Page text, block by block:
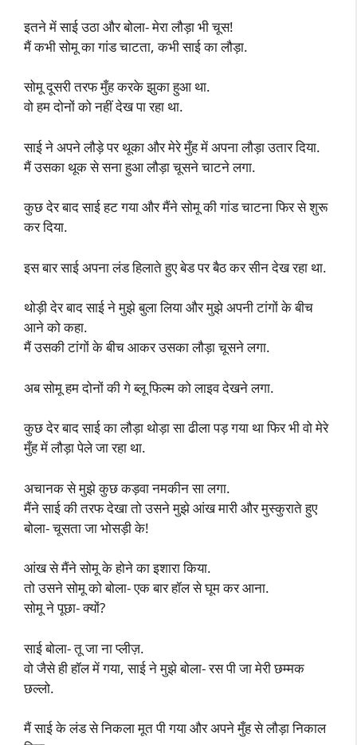
इतने में साई उठा और बोला- मेरा लौड़ा भी चूस!
मैं कभी सोमू का गांड चाटता, कभी साई का लौड़ा.
सोमू दूसरी तरफ मुँह करके झुका हुआ था.
वो हम दोनों को नहीं देख पा रहा था.
साई ने अपने लौड़े पर थूका और मेरे मुँह में अपना लौड़ा उतार दिया.
मैं उसका थूक से सना हुआ लौड़ा चूसने चाटने लगा.
कुछ देर बाद साई हट गया और मैंने सोमू की गांड चाटना फिर से शुरू
कर दिया.
इस बार साई अपना लंड हिलाते हुए बेड पर बैठ कर सीन देख रहा था.
थोड़ी देर बाद साई ने मुझे बुला लिया और मुझे अपनी टांगों के बीच
आने को कहा.
मैं उसकी टांगों के बीच आकर उसका लौड़ा चूसने लगा.
अब सोमू हम दोनों की गे ब्लू फिल्म को लाइव देखने लगा.
कुछ देर बाद साई का लौड़ा थोड़ा सा ढीला पड़ गया था फिर भी वो मेरे
मुँह में लौड़ा पेले जा रहा था.
अचानक से मुझे कुछ कड़वा नमकीन सा लगा.
मैंने साई की तरफ देखा तो उसने मुझे आंख मारी और मुस्कुराते हुए
बोला- चूसता जा भोसड़ी के!
आंख से मैंने सोमू के होने का इशारा किया.
तो उसने सोमू को बोला- एक बार हॉल से घूम कर आना.
सोमू ने पूछा- क्यों?
साई बोला- तू जा ना प्लीज़.
वो जैसे ही हॉल में गया, साई ने मुझे बोला- रस पी जा मेरी छम्मक
छल्लो.
मैं साई के लंड से निकला मूत पी गया और अपने मुँह से लौड़ा निकाल